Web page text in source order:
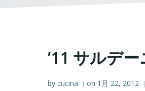
’11 サルデ
by cucina | on 1月 22, 2012 |